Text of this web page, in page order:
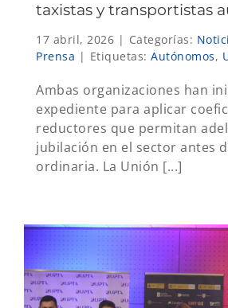
taxistas y transportistas
17 abril, 2026 | Categorías:
Prensa | Etiquetas: Autónomos,
Ambas organizaciones han
expediente para aplicar
reductores que permitan
jubilación en el sector antes
ordinaria. La Unión [...]